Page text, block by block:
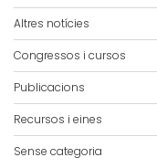
Altres notícies
Congressos i cursos
Publicacions
Recursos i eines
Sense categoria